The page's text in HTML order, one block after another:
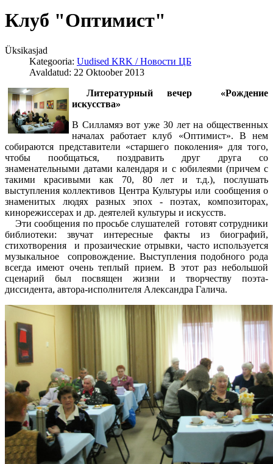
Клуб "Оптимист"
Üksikasjad
Kategooria: Uudised KRK / Новости ЦБ
Avaldatud: 22 Oktoober 2013
Литературный вечер «Рождение
искусства»
В Силламяэ вот уже 30 лет на общественных
началах работает клуб «Оптимист». В нем
собираются представители «старшего поколения» для того,
чтобы пообщаться, поздравить друг друга со
знаменательными датами календаря и с юбилеями (причем с
такими красивыми как 70, 80 лет и т.д.), послушать
выступления коллективов Центра Культуры или сообщения о
знаменитых людях разных эпох - поэтах, композиторах,
кинорежиссерах и др. деятелей культуры и искусств.
Эти сообщения по просьбе слушателей готовят сотрудники
библиотеки: звучат интересные факты из биографий,
стихотворения и прозаические отрывки, часто используется
музыкальное сопровождение. Выступления подобного рода
всегда имеют очень теплый прием. В этот раз небольшой
сценарий был посвящен жизни и творчеству поэта-
диссидента, автора-исполнителя Александра Галича.